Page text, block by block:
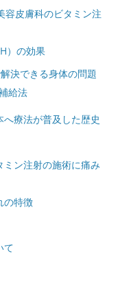
皮膚科のビタミン注
）の効果
決できる身体の問題
給法
療法が普及した歴史
ン注射の施術に痛み
の特徴
て